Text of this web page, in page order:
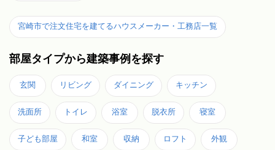
宮崎市で注文住宅を建てるハウスメーカー・工務店一覧
部屋タイプから建築事例を探す
玄関 リビング ダイニング キッチン
洗面所 トイレ 浴室 脱衣所 寝室
子ども部屋 和室 収納 ロフト 外観